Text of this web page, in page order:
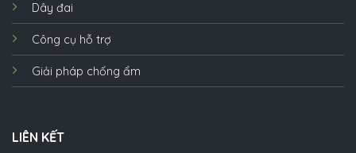
Dây đai
Công cụ hỗ trợ
Giải pháp chống ẩm
LIÊN KẾT